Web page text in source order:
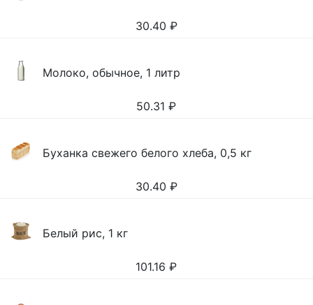
30.40 ₽
Молоко, обычное, 1 литр
50.31 ₽
Буханка свежего белого хлеба, 0,5 кг
30.40 ₽
Белый рис, 1 кг
101.16 ₽